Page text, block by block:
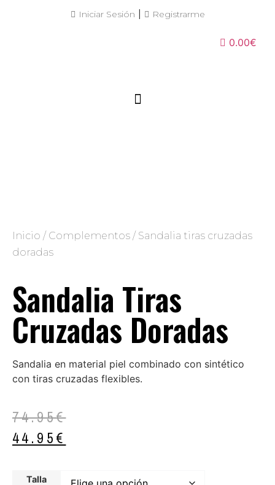
Iniciar Sesión Registrarme
0.00€
Inicio / Complementos / Sandalia tiras cruzadas
doradas
Sandalia Tiras
Cruzadas Doradas
Sandalia en material piel combinado con sintético
con tiras cruzadas flexibles.
74.95€
44.95€
Talla